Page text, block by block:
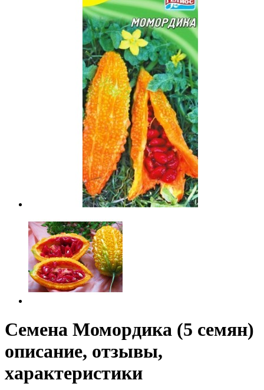
Семена Момордика (5 семян)
описание, отзывы,
характеристики